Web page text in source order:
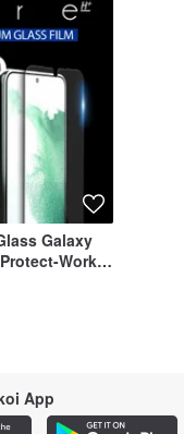
Galaxy
Work
Sensor
App